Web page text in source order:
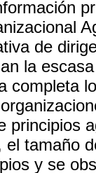
de
la
completa
principios
el tamaño
y se